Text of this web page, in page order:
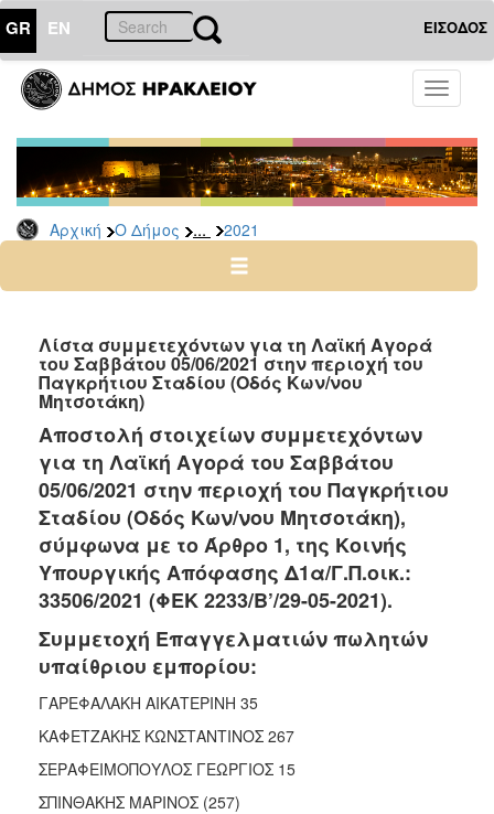
GR EN ΕΙΣΟΔΟΣ
Toggle
Αρχική Ο Δήμος ... 2021
ΔΗΜΟΣ
Δελτία
Τύπου
Αρχείο
2026
2024
2022
2021
2020
2019
2018
2017
2016
2015
2013
2012
2011
2010
2006
Λίστα συμμετεχόντων για τη Λαϊκή Αγορά
του Σαββάτου 05/06/2021 στην περιοχή του
Παγκρήτιου Σταδίου (Οδός Κων/νου
Μητσοτάκη)
Αποστολή στοιχείων συμμετεχόντων
για τη Λαϊκή Αγορά του Σαββάτου
05/06/2021 στην περιοχή του Παγκρήτιου
Σταδίου (Οδός Κων/νου Μητσοτάκη),
σύμφωνα με το Άρθρο 1, της Κοινής
Υπουργικής Απόφασης Δ1α/Γ.Π.οικ.:
33506/2021 (ΦΕΚ 2233/Β’/29-05-2021).
Συμμετοχή Επαγγελματιών πωλητών
υπαίθριου εμπορίου:
ΓΑΡΕΦΑΛΑΚΗ ΑΙΚΑΤΕΡΙΝΗ 35
ΚΑΦΕΤΖΑΚΗΣ ΚΩΝΣΤΑΝΤΙΝΟΣ 267
ΣΕΡΑΦΕΙΜΟΠΟΥΛΟΣ ΓΕΩΡΓΙΟΣ 15
ΣΠΙΝΘΑΚΗΣ ΜΑΡΙΝΟΣ (257)